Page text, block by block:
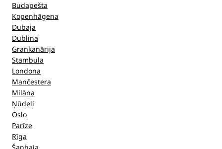
Budapešta
Kopenhāgena
Dubaja
Dublina
Grankanārija
Stambula
Londona
Mančestera
Milāna
Ņūdeli
Oslo
Parīze
Rīga